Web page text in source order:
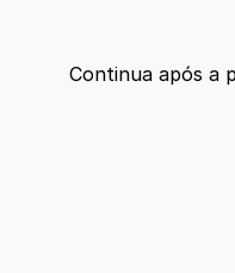
Continua após a